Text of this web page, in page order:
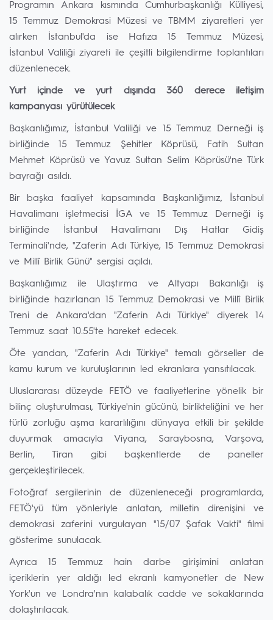
Programın Ankara kısmında Cumhurbaşkanlığı Külliyesi,
15 Temmuz Demokrasi Müzesi ve TBMM ziyaretleri yer
alırken İstanbul'da ise Hafıza 15 Temmuz Müzesi,
İstanbul Valiliği ziyareti ile çeşitli bilgilendirme toplantıları
düzenlenecek.
Yurt içinde ve yurt dışında 360 derece iletişim
kampanyası yürütülecek
Başkanlığımız, İstanbul Valiliği ve 15 Temmuz Derneği iş
birliğinde 15 Temmuz Şehitler Köprüsü, Fatih Sultan
Mehmet Köprüsü ve Yavuz Sultan Selim Köprüsü'ne Türk
bayrağı asıldı.
Bir başka faaliyet kapsamında Başkanlığımız, İstanbul
Havalimanı işletmecisi İGA ve 15 Temmuz Derneği iş
birliğinde İstanbul Havalimanı Dış Hatlar Gidiş
Terminali'nde, "Zaferin Adı Türkiye, 15 Temmuz Demokrasi
ve Millî Birlik Günü" sergisi açıldı.
Başkanlığımız ile Ulaştırma ve Altyapı Bakanlığı iş
birliğinde hazırlanan 15 Temmuz Demokrasi ve Millî Birlik
Treni de Ankara'dan "Zaferin Adı Türkiye" diyerek 14
Temmuz saat 10.55'te hareket edecek.
Öte yandan, "Zaferin Adı Türkiye" temalı görseller de
kamu kurum ve kuruluşlarının led ekranlara yansıtılacak.
Uluslararası düzeyde FETÖ ve faaliyetlerine yönelik bir
bilinç oluşturulması, Türkiye'nin gücünü, birlikteliğini ve her
türlü zorluğu aşma kararlılığını dünyaya etkili bir şekilde
duyurmak amacıyla Viyana, Saraybosna, Varşova,
Berlin, Tiran gibi başkentlerde de paneller
gerçekleştirilecek.
Fotoğraf sergilerinin de düzenleneceği programlarda,
FETÖ'yü tüm yönleriyle anlatan, milletin direnişini ve
demokrasi zaferini vurgulayan "15/07 Şafak Vakti" filmi
gösterime sunulacak.
Ayrıca 15 Temmuz hain darbe girişimini anlatan
içeriklerin yer aldığı led ekranlı kamyonetler de New
York'un ve Londra'nın kalabalık cadde ve sokaklarında
dolaştırılacak.